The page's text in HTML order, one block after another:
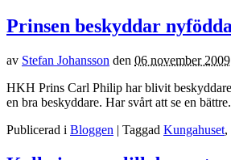
Prinsen beskyddar
av Stefan Johansson den 06 november 2009
HKH Prins Carl Philip har blivit
en bra beskyddare. Har svårt att se en
Publicerad i Bloggen | Taggad Kungahuset,